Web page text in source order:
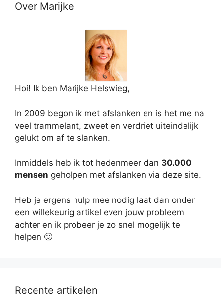
Over Marijke
Hoi! Ik ben Marijke Helswieg,
In 2009 begon ik met afslanken en is het me na
veel trammelant, zweet en verdriet uiteindelijk
gelukt om af te slanken.
Inmiddels heb ik tot hedenmeer dan 30.000
mensen geholpen met afslanken via deze site.
Heb je ergens hulp mee nodig laat dan onder
een willekeurig artikel even jouw probleem
achter en ik probeer je zo snel mogelijk te
helpen 🙂
Recente artikelen